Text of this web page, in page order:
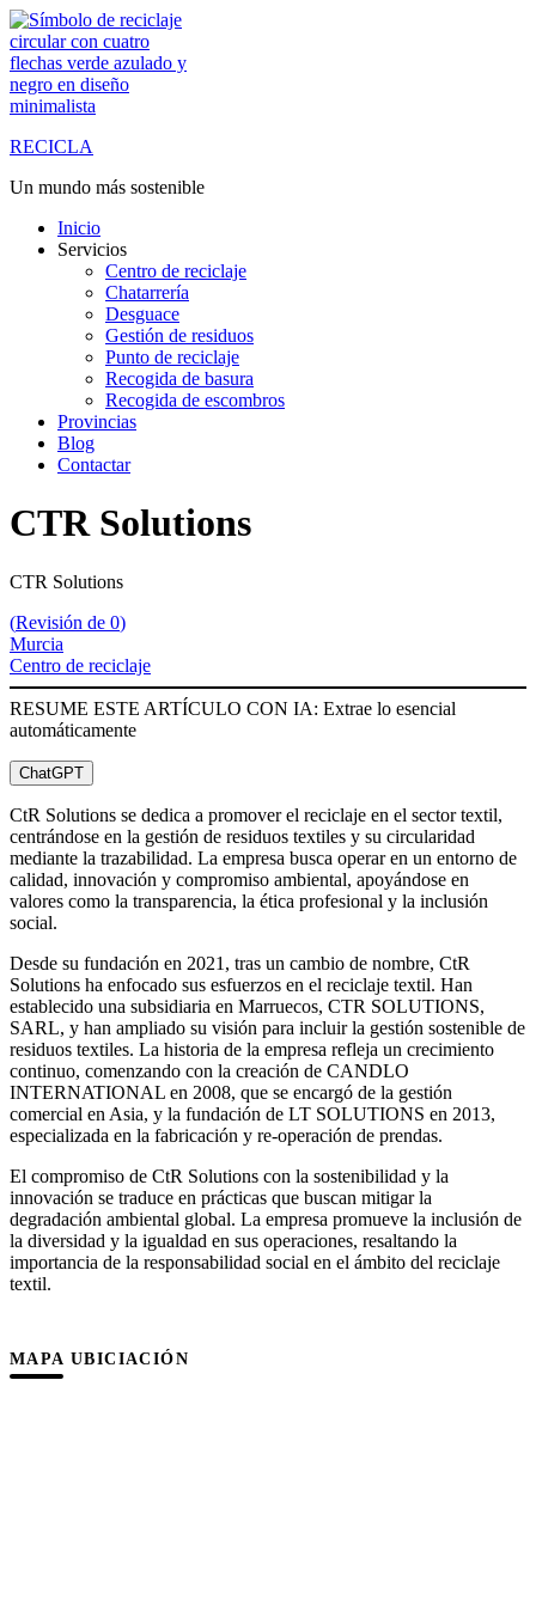
Saltar
al
contenido
RECICLA
Un mundo más sostenible
Inicio
Servicios
Centro de reciclaje
Chatarrería
Desguace
Gestión de residuos
Punto de reciclaje
Recogida de basura
Recogida de escombros
Provincias
Blog
Contactar
CTR Solutions
CTR Solutions
(Revisión de 0)
Murcia
Centro de reciclaje
RESUME ESTE ARTÍCULO CON IA: Extrae lo esencial
automáticamente
ChatGPT
CtR Solutions se dedica a promover el reciclaje en el sector textil,
centrándose en la gestión de residuos textiles y su circularidad
mediante la trazabilidad. La empresa busca operar en un entorno de
calidad, innovación y compromiso ambiental, apoyándose en
valores como la transparencia, la ética profesional y la inclusión
social.
Desde su fundación en 2021, tras un cambio de nombre, CtR
Solutions ha enfocado sus esfuerzos en el reciclaje textil. Han
establecido una subsidiaria en Marruecos, CTR SOLUTIONS,
SARL, y han ampliado su visión para incluir la gestión sostenible de
residuos textiles. La historia de la empresa refleja un crecimiento
continuo, comenzando con la creación de CANDLO
INTERNATIONAL en 2008, que se encargó de la gestión
comercial en Asia, y la fundación de LT SOLUTIONS en 2013,
especializada en la fabricación y re-operación de prendas.
El compromiso de CtR Solutions con la sostenibilidad y la
innovación se traduce en prácticas que buscan mitigar la
degradación ambiental global. La empresa promueve la inclusión de
la diversidad y la igualdad en sus operaciones, resaltando la
importancia de la responsabilidad social en el ámbito del reciclaje
textil.
MAPA UBICIACIÓN